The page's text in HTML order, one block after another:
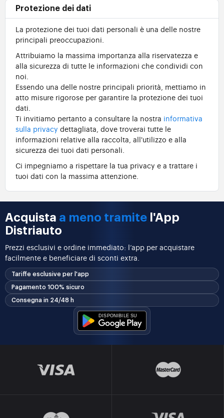
Protezione dei dati
La protezione dei tuoi dati personali è una delle nostre
principali preoccupazioni.
Attribuiamo la massima importanza alla riservatezza e
alla sicurezza di tutte le informazioni che condividi con
noi.
Essendo una delle nostre principali priorità, mettiamo in
atto misure rigorose per garantire la protezione dei tuoi
dati.
Ti invitiamo pertanto a consultare la nostra informativa
sulla privacy dettagliata, dove troverai tutte le
informazioni relative alla raccolta, all'utilizzo e alla
sicurezza dei tuoi dati personali.
Ci impegniamo a rispettare la tua privacy e a trattare i
tuoi dati con la massima attenzione.
Acquista a meno tramite l'App
Distriauto
Prezzi esclusivi e ordine immediato: l’app per acquistare
facilmente e beneficiare di sconti extra.
Tariffe esclusive per l'app
Pagamento 100% sicuro
Consegna in 24/48 h